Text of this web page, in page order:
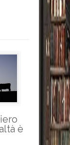
è